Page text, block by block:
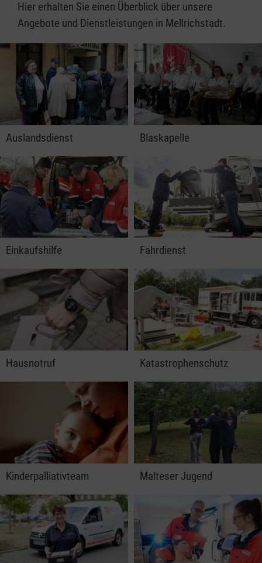
Hier erhalten Sie einen Überblick über unsere
Angebote und Dienstleistungen in Mellrichstadt.
Auslandsdienst Blaskapelle
Einkaufshilfe Fahrdienst
Hausnotruf Katastrophenschutz
Kinderpalliativteam Malteser Jugend